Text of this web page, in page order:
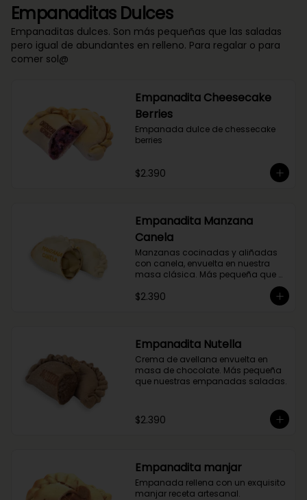
Empanaditas Dulces
Empanaditas dulces. Son más pequeñas que las saladas
pero igual de abundantes en relleno. Para regalar o para
comer sol@
Empanadita Cheesecake
Berries
Empanada dulce de chessecake
berries
$2.390
Empanadita Manzana
Canela
Manzanas cocinadas y aliñadas
con canela, envuelta en nuestra
masa clásica. Más pequeña que
$2.390
Empanadita Nutella
Crema de avellana envuelta en
masa de chocolate. Más pequeña
que nuestras empanadas saladas.
$2.390
Empanadita manjar
Empanada rellena con un exquisito
manjar receta artesanal.